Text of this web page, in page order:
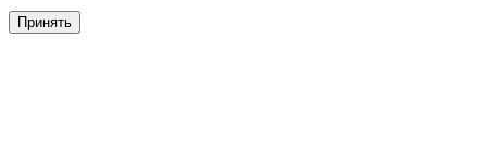
Принять